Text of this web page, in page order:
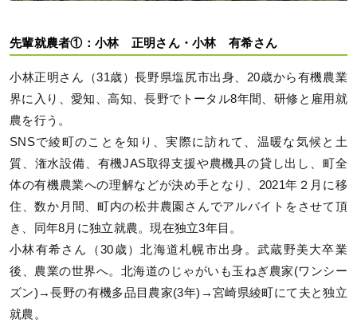
先輩就農者①：小林 正明さん・小林 有希さん
小林正明さん（31歳）長野県塩尻市出身、20歳から有機農業
界に入り、愛知、高知、長野でトータル8年間、研修と雇用就
農を行う。
SNSで綾町のことを知り、実際に訪れて、温暖な気候と土
質、潅水設備、有機JAS取得支援や農機具の貸し出し、町全
体の有機農業への理解などが決め手となり、2021年２月に移
住、数か月間、町内の松井農園さんでアルバイトをさせて頂
き、同年8月に独立就農。現在独立3年目。
小林有希さん（30歳）北海道札幌市出身。武蔵野美大卒業
後、農業の世界へ。北海道のじゃがいも玉ねぎ農家(ワンシー
ズン)→長野の有機多品目農家(3年)→宮崎県綾町にて夫と独立
就農。